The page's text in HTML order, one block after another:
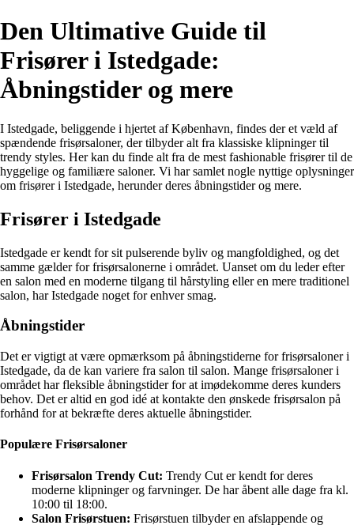
Den Ultimative Guide til
Frisører i Istedgade:
Åbningstider og mere
I Istedgade, beliggende i hjertet af København, findes der et væld af
spændende frisørsaloner, der tilbyder alt fra klassiske klipninger til
trendy styles. Her kan du finde alt fra de mest fashionable frisører til de
hyggelige og familiære saloner. Vi har samlet nogle nyttige oplysninger
om frisører i Istedgade, herunder deres åbningstider og mere.
Frisører i Istedgade
Istedgade er kendt for sit pulserende byliv og mangfoldighed, og det
samme gælder for frisørsalonerne i området. Uanset om du leder efter
en salon med en moderne tilgang til hårstyling eller en mere traditionel
salon, har Istedgade noget for enhver smag.
Åbningstider
Det er vigtigt at være opmærksom på åbningstiderne for frisørsaloner i
Istedgade, da de kan variere fra salon til salon. Mange frisørsaloner i
området har fleksible åbningstider for at imødekomme deres kunders
behov. Det er altid en god idé at kontakte den ønskede frisørsalon på
forhånd for at bekræfte deres aktuelle åbningstider.
Populære Frisørsaloner
Frisørsalon Trendy Cut: Trendy Cut er kendt for deres
moderne klipninger og farvninger. De har åbent alle dage fra kl.
10:00 til 18:00.
Salon Frisørstuen: Frisørstuen tilbyder en afslappende og